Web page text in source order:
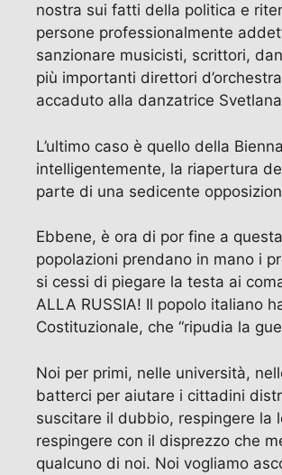
nostra sui fatti della politica e
persone professionalmente
sanzionare musicisti, scrittori,
più importanti direttori
accaduto alla danzatrice
L’ultimo caso è quello della
intelligentemente, la riapertura
parte di una sedicente
Ebbene, è ora di por fine a
popolazioni prendano in mano i
si cessi di piegare la testa ai
ALLA RUSSIA! Il popolo italiano
Costituzionale, che “ripudia la
Noi per primi, nelle università,
batterci per aiutare i cittadini
suscitare il dubbio, respingere la
respingere con il disprezzo che
qualcuno di noi. Noi vogliamo